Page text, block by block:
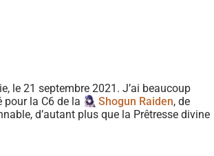
le 21 septembre 2021. J’ai beaucoup
pour la C6 de la
Shogun Raiden, de
d’autant plus que la Prêtresse divine